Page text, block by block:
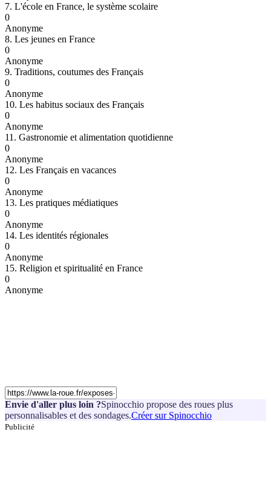
7. L'école en France, le système scolaire
0
Anonyme
8. Les jeunes en France
0
Anonyme
9. Traditions, coutumes des Français
0
Anonyme
10. Les habitus sociaux des Français
0
Anonyme
11. Gastronomie et alimentation quotidienne
0
Anonyme
12. Les Français en vacances
0
Anonyme
13. Les pratiques médiatiques
0
Anonyme
14. Les identités régionales
0
Anonyme
15. Religion et spiritualité en France
0
Anonyme
Envie d'aller plus loin ?Spinocchio propose des roues plus
personnalisables et des sondages.Créer sur Spinocchio
Publicité